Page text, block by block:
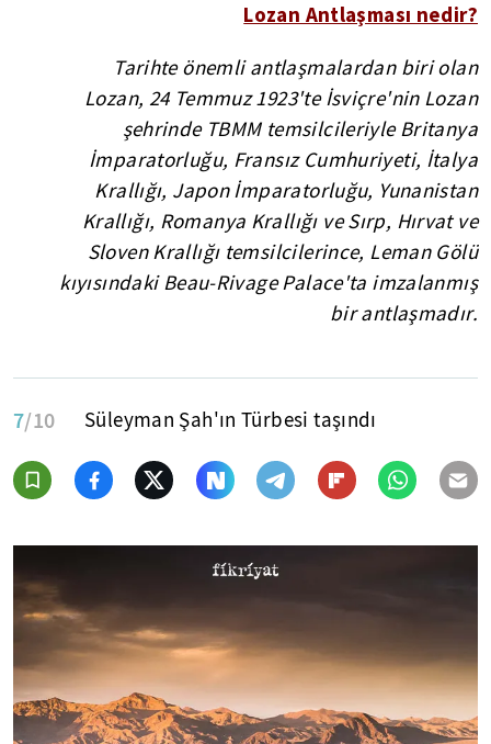
Lozan Antlaşması nedir?
Tarihte önemli antlaşmalardan biri olan
Lozan, 24 Temmuz 1923'te İsviçre'nin Lozan
şehrinde TBMM temsilcileriyle Britanya
İmparatorluğu, Fransız Cumhuriyeti, İtalya
Krallığı, Japon İmparatorluğu, Yunanistan
Krallığı, Romanya Krallığı ve Sırp, Hırvat ve
Sloven Krallığı temsilcilerince, Leman Gölü
kıyısındaki Beau-Rivage Palace'ta imzalanmış
bir antlaşmadır.
7/10 Süleyman Şah'ın Türbesi taşındı